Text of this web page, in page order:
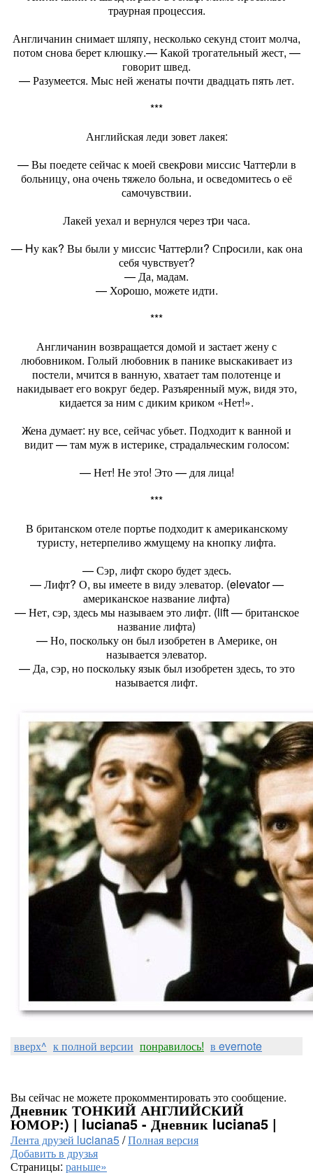
траурная процессия.
Англичанин снимает шляпу, несколько секунд стоит молча,
потом снова берет клюшку.— Какой трогательный жест, —
говорит швед.
— Разумеется. Мыс ней женаты почти двадцать пять лет.
***
Английская леди зовет лакея:
— Вы поедете сейчас к моей свекpови миссис Чаттеpли в
больницу, она очень тяжело больна, и осведомитесь о её
самочувствии.
Лакей уехал и вернулся через тpи часа.
— Hу как? Вы были у миссис Чаттеpли? Спpосили, как она
себя чувствует?
— Да, мадам.
— Хоpошо, можете идти.
***
Англичанин возвращается домой и застает жену с
любовником. Голый любовник в панике выскакивает из
постели, мчится в ванную, хватает там полотенце и
накидывает его вокруг бедер. Разъяренный муж, видя это,
кидается за ним с диким криком «Нет!».
Жена думает: ну все, сейчас убьет. Подходит к ванной и
видит — там муж в истерике, страдальческим голосом:
— Нет! Не это! Это — для лица!
***
В британском отеле портье подходит к американскому
туристу, нетерпеливо жмущему на кнопку лифта.
— Сэр, лифт скоро будет здесь.
— Лифт? О, вы имеете в виду элеватор. (elevator —
американское название лифта)
— Нет, сэр, здесь мы называем это лифт. (lift — британское
название лифта)
— Но, поскольку он был изобретен в Америке, он
называется элеватор.
— Да, сэр, но поскольку язык был изобретен здесь, то это
называется лифт.
вверх^ к полной версии понравилось! в evernote
Вы сейчас не можете прокомментировать это сообщение.
Дневник ТОНКИЙ АНГЛИЙСКИЙ
ЮМОР:) | luciana5 - Дневник luciana5 |
Лента друзей luciana5/Полная версия
Добавить в друзья
Страницы: раньше»